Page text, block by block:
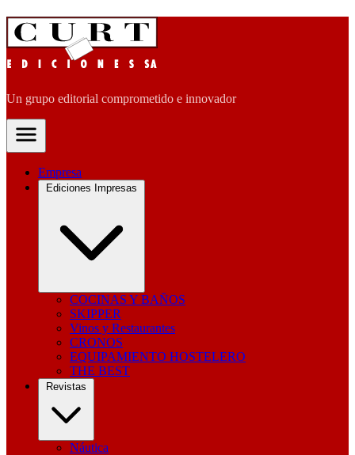
Un grupo editorial comprometido e innovador
Empresa
Ediciones Impresas
COCINAS Y BAÑOS
SKIPPER
Vinos y Restaurantes
CRONOS
EQUIPAMIENTO HOSTELERO
THE BEST
Revistas
Náutica